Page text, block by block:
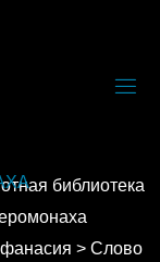
библиотека
>Слово